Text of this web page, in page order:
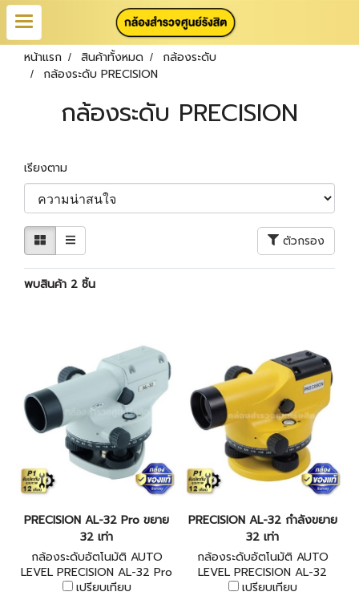
หน้าแรก สินค้าทั้งหมด
กล้องระดับ
กล้องระดับ PRECISION
กล้องระดับ PRECISION
เรียงตาม
ตัวกรอง
พบสินค้า 2 ชิ้น
PRECISION AL-32 Pro ขยาย
32 เท่า
กล้องระดับอัตโนมัติ AUTO
LEVEL PRECISION AL-32 Pro
(Magnetic Damping system)
เปรียบเทียบ
PRECISION AL-32 กำลังขยาย
32 เท่า
กล้องระดับอัตโนมัติ AUTO
LEVEL PRECISION AL-32
เปรียบเทียบ